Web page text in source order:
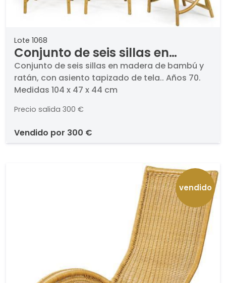
Lote 1068
Conjunto de seis sillas en
madera de bambú y ratán, con
asiento tapizado de tela.
Conjunto de seis sillas en madera de bambú y
ratán, con asiento tapizado de tela.. Años 70.
Medidas 104 x 47 x 44 cm
Precio salida 300 €
vendido por 300 €
vendido